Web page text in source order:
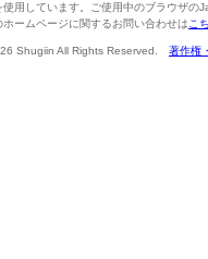
用しています。ご使用中のブラウザの
ホームページに関するお問い合わせは こ
Shugiin All Rights Reserved. 著作権